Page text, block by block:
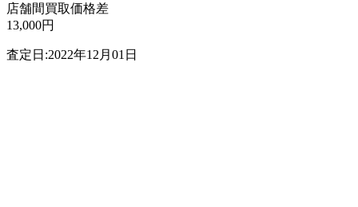
店舗間買取価格差
13,000円
査定日:2022年12月01日